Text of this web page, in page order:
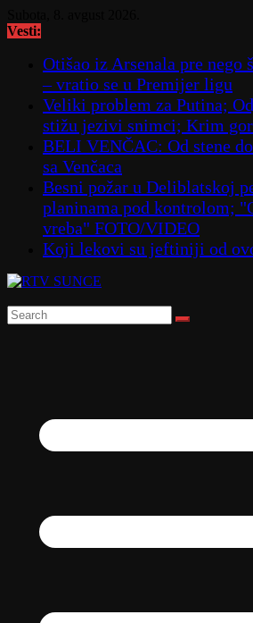
to
Vesti:
Otišao iz Arsenala pre nego
– vratio se u Premijer ligu
Veliki problem za Putina;
stižu jezivi snimci; Krim
BELI VENČAC: Od stene
sa Venčaca
Besni požar u Deliblatskoj
planinama pod kontrolom;
vreba" FOTO/VIDEO
Koji lekovi su jeftiniji od